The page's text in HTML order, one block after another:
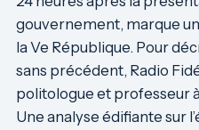
gouvernement, marque
la Ve République. Pour
sans précédent, Radio
politologue et professeur
Une analyse édifiante sur